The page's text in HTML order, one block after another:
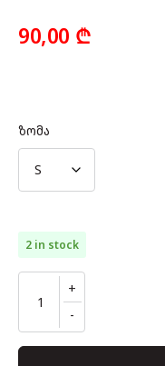
90,00 ₾
ზომა
2 in stock